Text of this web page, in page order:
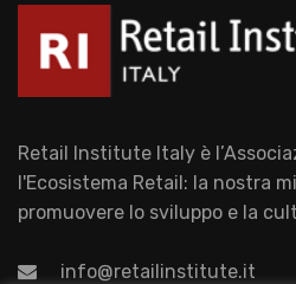
Retail Institute Italy è
l'Ecosistema Retail: la nostra
promuovere lo sviluppo e la
info@retailinstitute.it